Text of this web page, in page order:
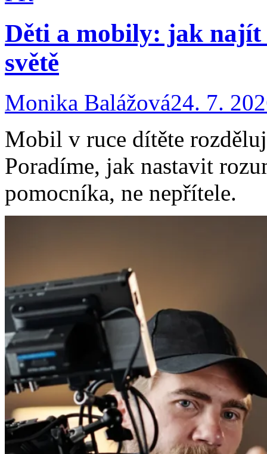
Děti a mobily: jak
světě
Monika Balážová24. 7.
Mobil v ruce dítěte
Poradíme, jak nastavit
pomocníka, ne nepřítele.